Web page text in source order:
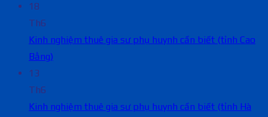
18
Th6
Kinh nghiệm thuê gia sư phụ huynh cần biết (tỉnh Cao
Bằng)
13
Th6
Kinh nghiệm thuê gia sư phụ huynh cần biết (tỉnh Hà